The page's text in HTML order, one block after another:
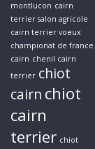
montlucon cairn
terrier salon agricole
cairn terrier voeux
championat de france
cairn chenil cairn
terrier chiot
cairn chiot
cairn
terrier chiot